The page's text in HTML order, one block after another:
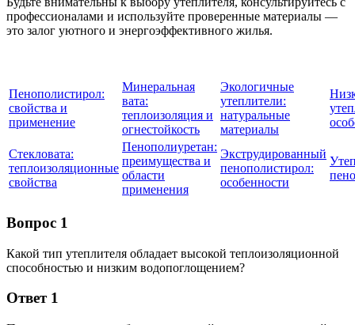
профессионалами и используйте проверенные материалы —
это залог уютного и энергоэффективного жилья.
Пенополистирол:
свойства и
применение
Минеральная
вата:
теплоизоляция и
огнестойкость
Экологичные
утеплители:
натуральные
материалы
Стекловата:
теплоизоляционные
свойства
Пенополиуретан:
преимущества и
области
применения
Экструдированный
пенополистирол:
особенности
Вопрос 1
Какой тип утеплителя обладает высокой теплоизоляционной
способностью и низким водопоглощением?
Ответ 1